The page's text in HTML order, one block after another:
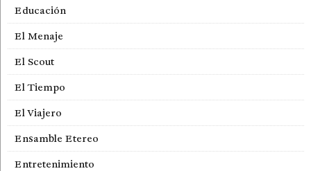
Educación
El Menaje
El Scout
El Tiempo
El Viajero
Ensamble Etereo
Entretenimiento